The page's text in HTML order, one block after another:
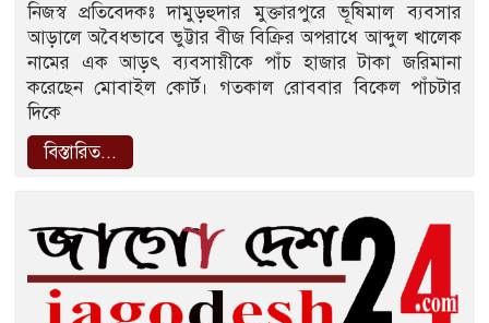
নিজস্ব প্রতিবেদকঃ দামুড়হুদার মুক্তারপুরে ভূষিমাল ব্যবসার
আড়ালে অবৈধভাবে ভুট্টার বীজ বিক্রির অপরাধে আব্দুল খালেক
নামের এক আড়ৎ ব্যবসায়ীকে পাঁচ হাজার টাকা জরিমানা
করেছেন মোবাইল কোর্ট। গতকাল রোববার বিকেল পাঁচটার
দিকে
বিস্তারিত...